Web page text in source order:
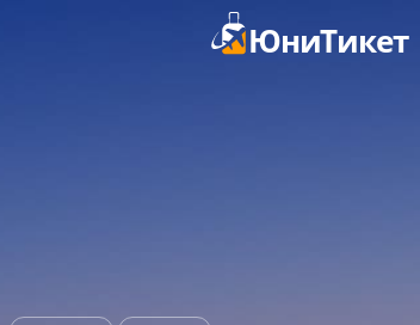
ЮниТикет